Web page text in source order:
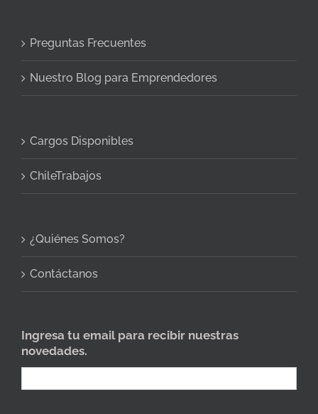
Preguntas Frecuentes
Nuestro Blog para Emprendedores
Cargos Disponibles
ChileTrabajos
¿Quiénes Somos?
Contáctanos
Ingresa tu email para recibir nuestras
novedades.